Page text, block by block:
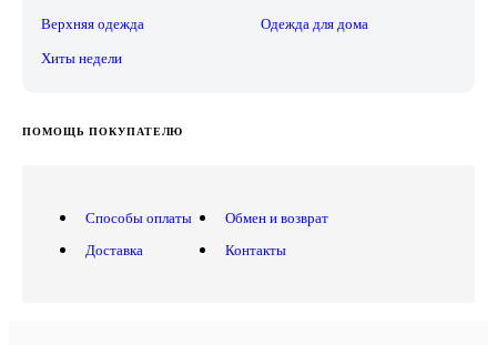
Верхняя одежда Одежда для дома
Хиты недели
ПОМОЩЬ ПОКУПАТЕЛЮ
Способы оплаты
Доставка
Обмен и возврат
Контакты